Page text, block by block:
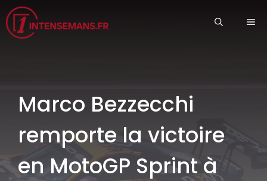
Aller
au
contenu
Marco Bezzecchi
remporte la victoire
en MotoGP Sprint à